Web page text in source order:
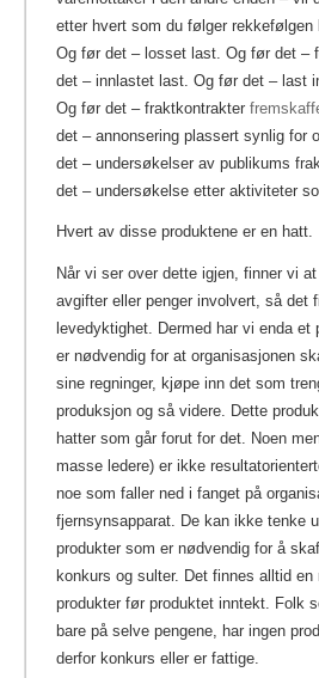
etter hvert som du følger rekkefølgen
Og før det – losset last. Og før det –
det – innlastet last. Og før det – last
Og før det – fraktkontrakter
det – annonsering plassert synlig for
det – undersøkelser av publikums
det – undersøkelse etter aktiviteter
Hvert av disse produktene er en hatt.
Når vi ser over dette igjen, finner vi
avgifter eller penger involvert, så det
levedyktighet. Dermed har vi enda et
er nødvendig for at organisasjonen
sine regninger, kjøpe inn det som
produksjon og så videre. Dette
hatter som går forut for det. Noen
masse ledere) er ikke
noe som faller ned i fanget på
fjernsynsapparat. De kan ikke tenke
produkter som er nødvendig for å
konkurs og sulter. Det finnes alltid en
produkter før produktet inntekt. Folk
bare på selve pengene, har ingen
derfor konkurs eller er fattige.